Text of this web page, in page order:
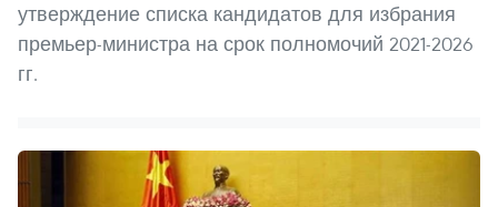
утверждение списка кандидатов для избрания
премьер-министра на срок полномочий 2021-2026
гг.